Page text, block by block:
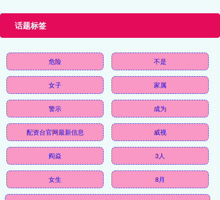
话题标签
危险 不是
女子 家属
警示 成为
配资台官网最新信息 威视
阎焱 3人
女生 8月